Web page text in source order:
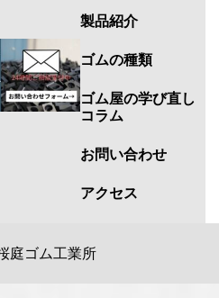
製品紹介
ゴムの種類
ゴム屋の学び直し
コラム
お問い合わせ
アクセス
庭ゴム工業所